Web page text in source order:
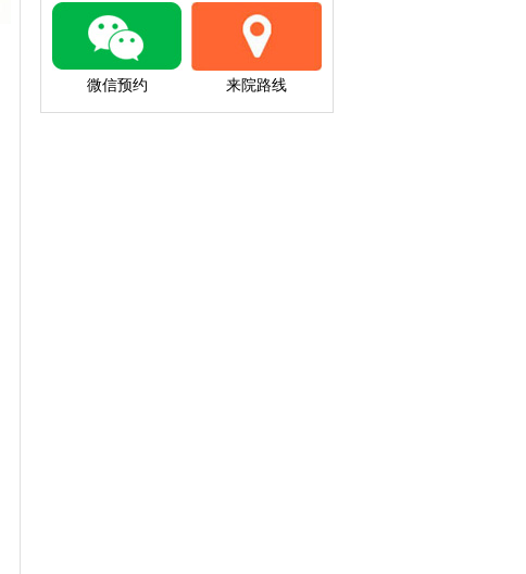
微信预约 来院路线